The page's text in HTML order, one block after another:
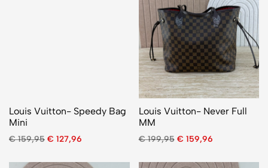
Louis Vuitton- Speedy Bag
Mini
€159,95 € 127,96
Louis Vuitton- Never Full
MM
€199,95 € 159,96